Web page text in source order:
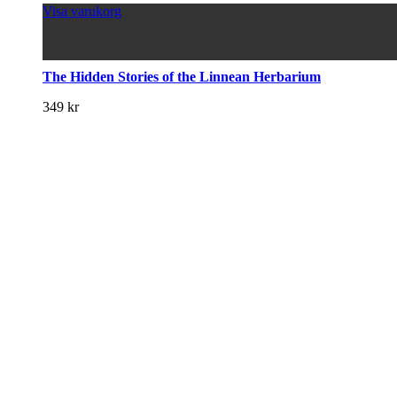
Visa varukorg
The Hidden Stories of the Linnean Herbarium
349 kr